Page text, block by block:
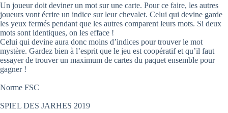
Un joueur doit deviner un mot sur une carte. Pour ce faire, les autres
joueurs vont écrire un indice sur leur chevalet. Celui qui devine garde
les yeux fermés pendant que les autres comparent leurs mots. Si deux
mots sont identiques, on les efface !
Celui qui devine aura donc moins d’indices pour trouver le mot
mystère. Gardez bien à l’esprit que le jeu est coopératif et qu’il faut
essayer de trouver un maximum de cartes du paquet ensemble pour
gagner !
Norme FSC
SPIEL DES JARHES 2019